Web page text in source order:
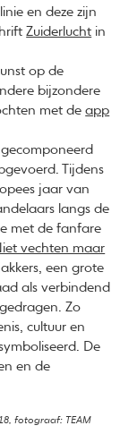
en deze zijn
Zuiderlucht in
op de
bijzondere
met deapp
Tijdens
jaar van
langs de
met de fanfare
vechten maar
een grote
als verbindend
Zo
cultuur en
De
en de
fotograaf: TEAM